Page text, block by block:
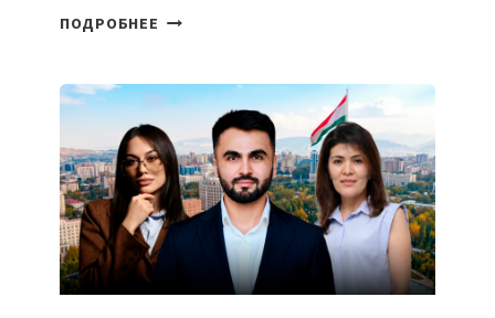
ПОДРОБНЕЕ СТАЛИ
ВНЕШНЕГО
ВИДА
НОВОГО
УСТРОЙСТВА
ОТ
OPENAI